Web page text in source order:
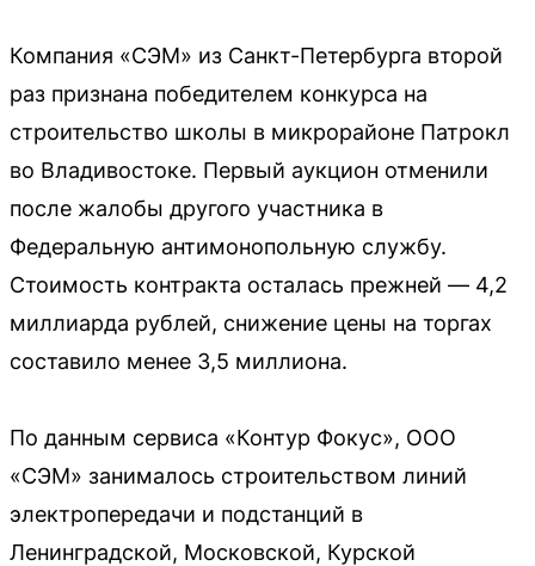
Компания «СЭМ» из Санкт-Петербурга второй
раз признана победителем конкурса на
строительство школы в микрорайоне Патрокл
во Владивостоке. Первый аукцион отменили
после жалобы другого участника в
Федеральную антимонопольную службу.
Стоимость контракта осталась прежней — 4,2
миллиарда рублей, снижение цены на торгах
составило менее 3,5 миллиона.
По данным сервиса «Контур Фокус», ООО
«СЭМ» занималось строительством линий
электропередачи и подстанций в
Ленинградской, Московской, Курской